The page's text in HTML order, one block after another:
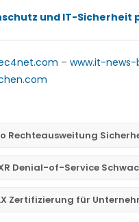
und IT-Sicherheit
– www.it-news-
Rechteausweitung
Denial-of-Service
Zertifizierung für